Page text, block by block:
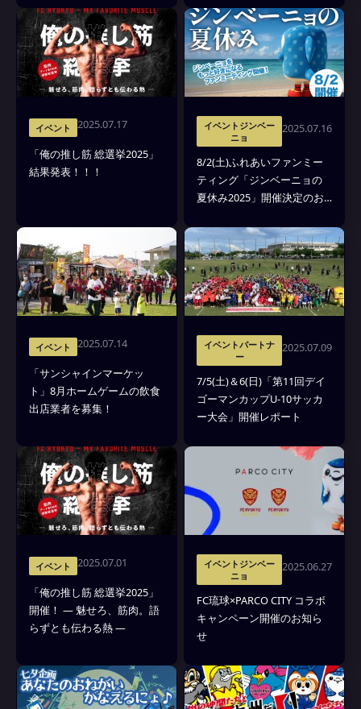
イベント 2025.07.17
「俺の推し筋 総選挙2025」
結果発表！！！
イベントジンベー
ニョ
2025.07.16
8/2(土)ふれあいファンミー
ティング「ジンベーニョの
夏休み2025」開催決定のお
イベント 2025.07.14
「サンシャインマーケッ
ト」8月ホームゲームの飲食
出店業者を募集！
イベントパートナ
ー
2025.07.09
7/5(土)＆6(日)「第11回デイ
ゴーマンカップU-10サッカ
ー大会」開催レポート
イベント 2025.07.01
「俺の推し筋 総選挙2025」
開催！ ― 魅せろ、筋肉。語
らずとも伝わる熱 ―
イベントジンベー
ニョ
2025.06.27
FC琉球×PARCO CITY コラボ
キャンペーン開催のお知ら
せ